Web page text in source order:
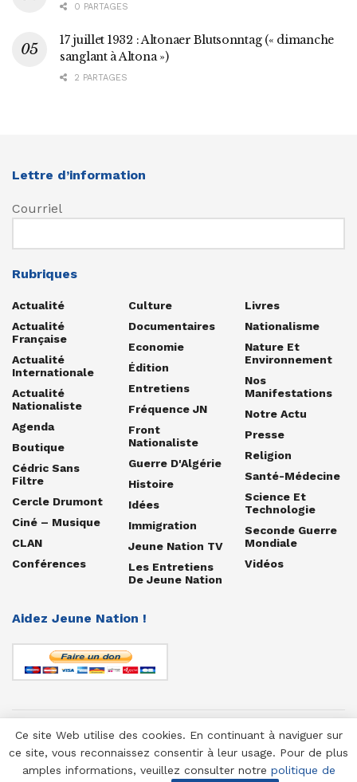
0 PARTAGES
17 juillet 1932 : Altonaer Blutsonntag (« dimanche
sanglant à Altona »)
2 PARTAGES
Lettre d’information
Courriel
Rubriques
Actualité
Actualité
Française
Actualité
Internationale
Actualité
Nationaliste
Agenda
Boutique
Cédric Sans
Filtre
Cercle Drumont
Ciné – Musique
CLAN
Conférences
Culture
Documentaires
Economie
Édition
Entretiens
Fréquence JN
Front
Nationaliste
Guerre D'Algérie
Histoire
Idées
Immigration
Jeune Nation TV
Les Entretiens
De Jeune Nation
Livres
Nationalisme
Nature Et
Environnement
Nos
Manifestations
Notre Actu
Presse
Religion
Santé-Médecine
Science Et
Technologie
Seconde Guerre
Mondiale
Vidéos
Aidez Jeune Nation !
© 1958-2025 Jeune Nation
Ce site Web utilise des cookies. En continuant à naviguer sur
ce site, vous reconnaissez consentir à leur usage. Pour de plus
amples informations, veuillez consulter notre politique de